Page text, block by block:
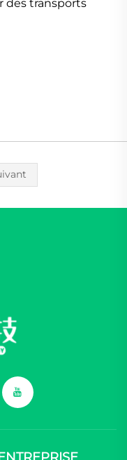
des transports